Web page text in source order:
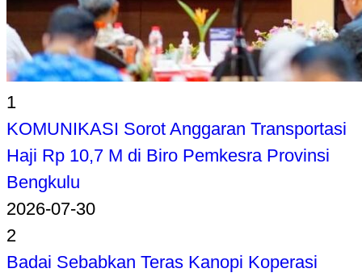
1
KOMUNIKASI Sorot Anggaran Transportasi
Haji Rp 10,7 M di Biro Pemkesra Provinsi
Bengkulu
2026-07-30
2
Badai Sebabkan Teras Kanopi Koperasi